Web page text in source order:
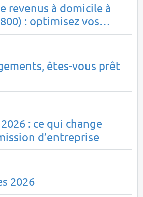
revenus à domicile à
: optimisez vos
sérénité
êtes-vous prêt
: ce qui change
d’entreprise
2026